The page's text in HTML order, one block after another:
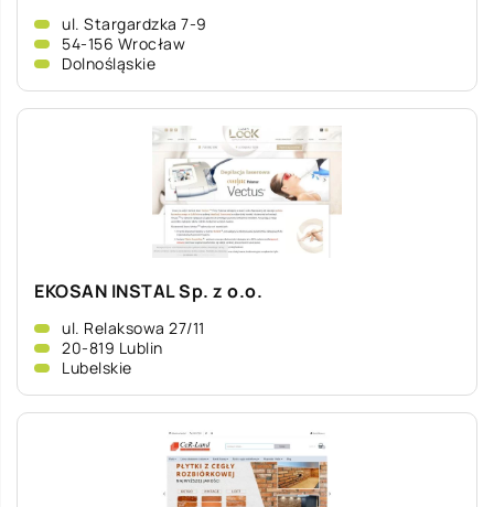
ul. Stargardzka 7-9
54-156 Wrocław
Dolnośląskie
EKOSAN INSTAL Sp. z o.o.
ul. Relaksowa 27/11
20-819 Lublin
Lubelskie